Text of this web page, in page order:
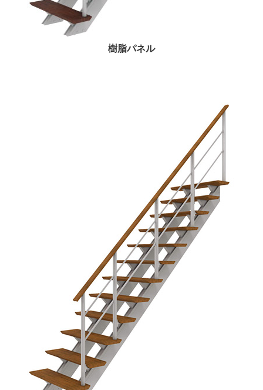
樹脂パネル